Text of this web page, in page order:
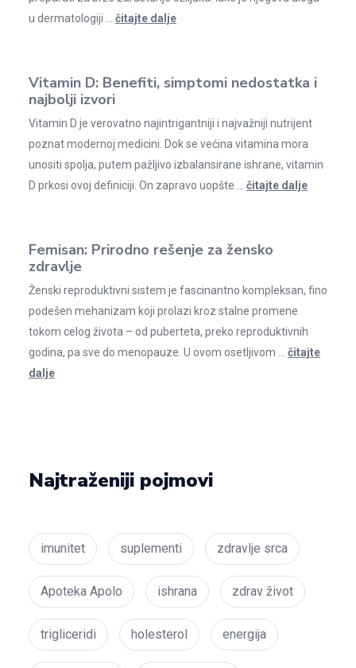
u dermatologiji ... čitajte dalje
Vitamin D: Benefiti, simptomi nedostatka i
najbolji izvori
Vitamin D je verovatno najintrigantniji i najvažniji nutrijent
poznat modernoj medicini. Dok se većina vitamina mora
unositi spolja, putem pažljivo izbalansirane ishrane, vitamin
D prkosi ovoj definiciji. On zapravo uopšte ... čitajte dalje
Femisan: Prirodno rešenje za žensko
zdravlje
Ženski reproduktivni sistem je fascinantno kompleksan, fino
podešen mehanizam koji prolazi kroz stalne promene
tokom celog života – od puberteta, preko reproduktivnih
godina, pa sve do menopauze. U ovom osetljivom ... čitajte
dalje
Najtraženiji pojmovi
imunitet suplementi zdravlje srca
Apoteka Apolo ishrana zdrav život
trigliceridi holesterol energija